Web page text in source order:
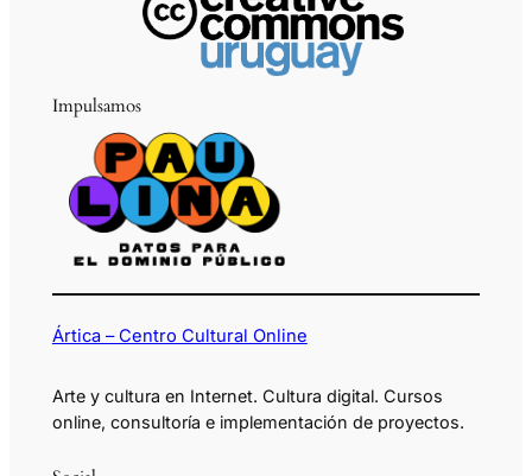
Impulsamos
Ártica – Centro Cultural Online
Arte y cultura en Internet. Cultura digital. Cursos
online, consultoría e implementación de proyectos.